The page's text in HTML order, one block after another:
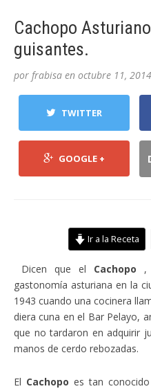
Cachopo
guisantes.
por frabisa en octubre 11, 2014
TWITTER
GOOGLE +
Ir a la Receta
Dicen que el Cachopo ,
gastonomía asturiana en la
1943 cuando una cocinera
diera cuna en el Bar Pelayo,
que no tardaron en adquirir
manos de cerdo rebozadas.
El Cachopo es tan